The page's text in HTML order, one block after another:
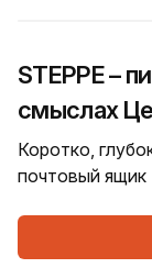
STEPPE –
смыслах
Коротко,
почтовый ящик